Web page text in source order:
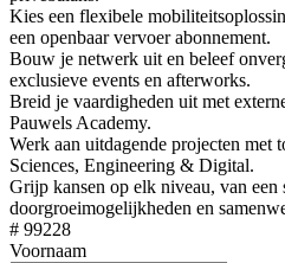
Kies een flexibele
een openbaar vervoer abonnement.
Bouw je netwerk uit en beleef
exclusieve events en afterworks.
Breid je vaardigheden uit met
Pauwels Academy.
Werk aan uitdagende projecten met
Sciences, Engineering & Digital.
Grijp kansen op elk niveau, van een
doorgroeimogelijkheden en
# 99228
Voornaam